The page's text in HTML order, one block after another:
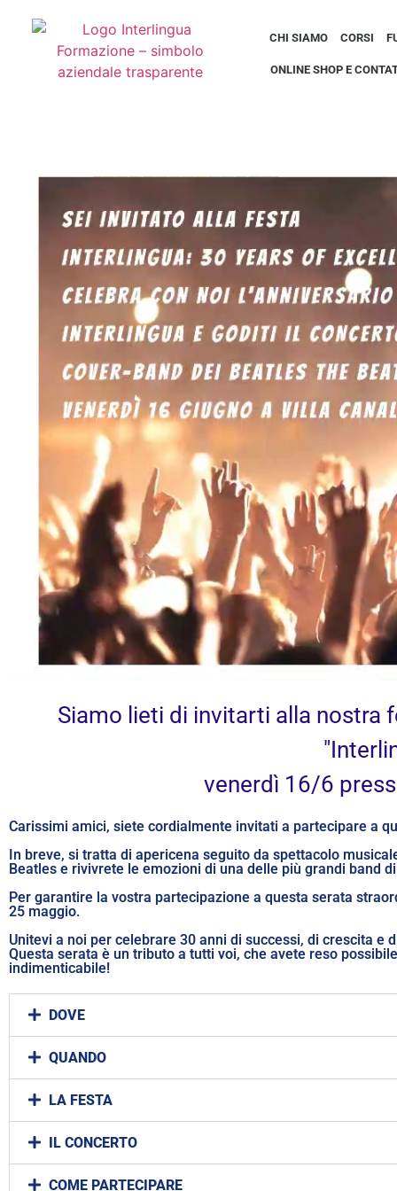
CHI SIAMO CORSI
ONLINE SHOP E
Siamo lieti di invitarti alla nostra
venerdì 16/6
Carissimi amici, siete cordialmente invitati a partecipare a
In breve, si tratta di apericena seguito da spettacolo
Beatles e rivivrete le emozioni di una delle più grandi band
Per garantire la vostra partecipazione a questa serata
25 maggio.
Unitevi a noi per celebrare 30 anni di successi, di crescita e
Questa serata è un tributo a tutti voi, che avete reso
indimenticabile!
DOVE
QUANDO
LA FESTA
IL CONCERTO
COME PARTECIPARE